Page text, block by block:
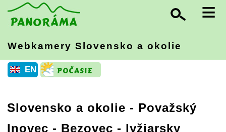
≡
Webkamery Slovensko a okolie
EN
Slovensko a okolie - Považský
Inovec - Bezovec - lyžiarsky